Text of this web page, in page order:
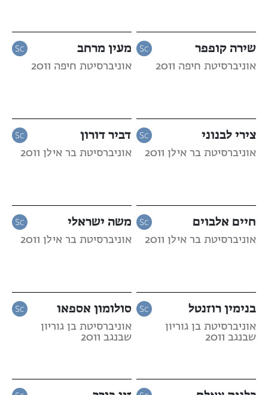
שירה קופפר
אוניברסיטת חיפה 2011
מעין מרחב
אוניברסיטת חיפה 2011
צירי לבנוני
אוניברסיטת בר אילן 2011
דביר דורון
אוניברסיטת בר אילן 2011
חיים אלבוים
אוניברסיטת בר אילן 2011
משה ישראלי
אוניברסיטת בר אילן 2011
בנימין רוזנטל
אוניברסיטת בן גוריון
שבנגב 2011
סולומון אספאו
אוניברסיטת בן גוריון
שבנגב 2011